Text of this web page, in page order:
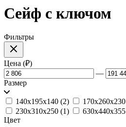
Сейф с ключом
Фильтры
Цена (₽)
—
Размер
140х195х140 (2) 170х260х230
230х310х250 (1) 630х440х355
Цвет